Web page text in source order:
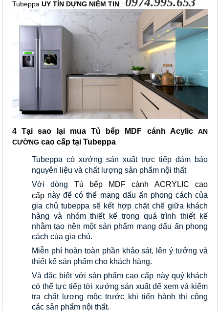
Tubeppa UY TÍN DỰNG NIỀM TIN :
4 Tại sao lại mua Tủ bếp MDF cánh Acylic AN
CƯỜNG cao cấp tại Tubeppa
Tubeppa có xưởng sản xuất trực tiếp đảm bảo
nguyên liệu và chất lượng sản phẩm nội thất
Với dòng Tủ bếp MDF cánh ACRYLIC cao
cấp này để có thể mang dấu ấn phong cách của
gia chủ tubeppa sẽ kết hợp chặt chẽ giữa khách
hàng và nhóm thiết kế trong quá trình thiết kế
nhằm tạo nên một sản phẩm mang dấu ấn phong
cách của gia chủ.
Miễn phí hoàn toàn phần khảo sát, lên ý tưởng và
thiết kế sản phẩm cho khách hàng.
Và đặc biệt với sản phẩm cao cấp này quý khách
có thể tực tiếp tới xưởng sản xuất để xem và kiểm
tra chất lượng mộc trước khi tiến hành thi công
các sản phẩm nội thất.